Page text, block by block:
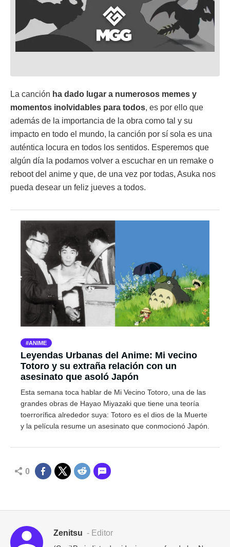
La canción ha dado lugar a numerosos memes y
momentos inolvidables para todos, es por ello que
además de la importancia de la obra como tal y su
impacto en todo el mundo, la canción por sí sola es una
auténtica locura en todos los sentidos. Esperemos que
algún día la podamos volver a escuchar en un remake o
reboot del anime y que, de una vez por todas, Asuka nos
pueda desear un feliz jueves a todos.
ANIME
Leyendas Urbanas del Anime: Mi vecino
Totoro y su extraña relación con un
asesinato que asoló Japón
Esta semana toca hablar de Mi Vecino Totoro, una de las
grandes obras de Hayao Miyazaki que tiene una teoría
toerrorífica alrededor suya: Totoro es el dios de la Muerte
y la película resume un asesinato que conmocionó Japón.
0
Zenitsu - Editor